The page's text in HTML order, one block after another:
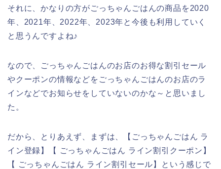
それに、かなりの方がごっちゃんごはんの商品を2020
年、2021年、2022年、2023年と今後も利用していく
と思うんですよね♪
なので、ごっちゃんごはんのお店のお得な割引セール
やクーポンの情報などをごっちゃんごはんのお店のラ
インなどでお知らせをしていないのかな～と思いまし
た。
だから、とりあえず、まずは、【ごっちゃんごはん ラ
イン登録】【 ごっちゃんごはん ライン割引クーポン】
【 ごっちゃんごはん ライン割引セール】という感じで